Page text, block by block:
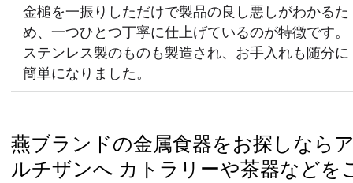
金槌を一振りしただけで製品の良し悪しがわかるた
め、一つひとつ丁寧に仕上げているのが特徴です。
ステンレス製のものも製造され、お手入れも随分に
簡単になりました。
燕ブランドの金属食器をお探しなら
ルチザンへ カトラリーや茶器などを